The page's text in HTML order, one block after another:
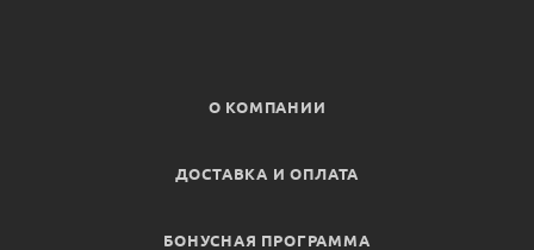
О КОМПАНИИ
ДОСТАВКА И ОПЛАТА
БОНУСНАЯ ПРОГРАММА